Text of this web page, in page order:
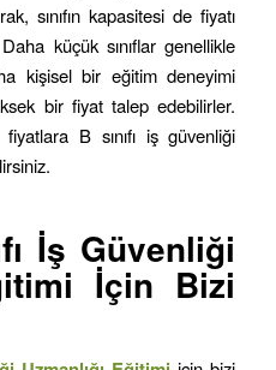
sınıfın kapasitesi de fiyatı
küçük sınıflar genellikle
kişisel bir eğitim deneyimi
bir fiyat talep edebilirler.
B sınıfı iş güvenliği
İş Güvenliği
İçin Bizi